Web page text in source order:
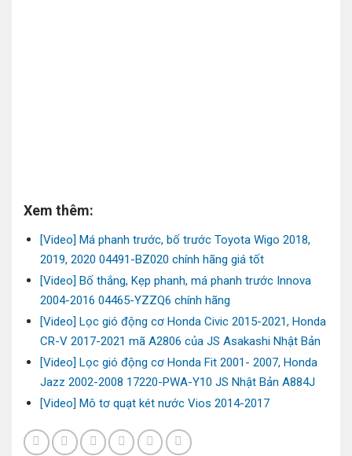
Xem thêm:
[Video] Má phanh trước, bố trước Toyota Wigo 2018,
2019, 2020 04491-BZ020 chính hãng giá tốt
[Video] Bố thắng, Kẹp phanh, má phanh trước Innova
2004-2016 04465-YZZQ6 chính hãng
[Video] Lọc gió động cơ Honda Civic 2015-2021, Honda
CR-V 2017-2021 mã A2806 của JS Asakashi Nhật Bản
[Video] Lọc gió động cơ Honda Fit 2001- 2007, Honda
Jazz 2002-2008 17220-PWA-Y10 JS Nhật Bản A884J
[Video] Mô tơ quạt két nước Vios 2014-2017